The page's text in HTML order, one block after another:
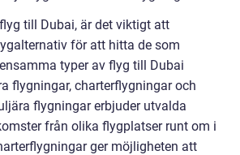
till Dubai, är det viktigt att
för att hitta de som
typer av flyg till Dubai
flygningar, charterflygningar och
flygningar erbjuder utvalda
från olika flygplatser runt om i
ger möjligheten att